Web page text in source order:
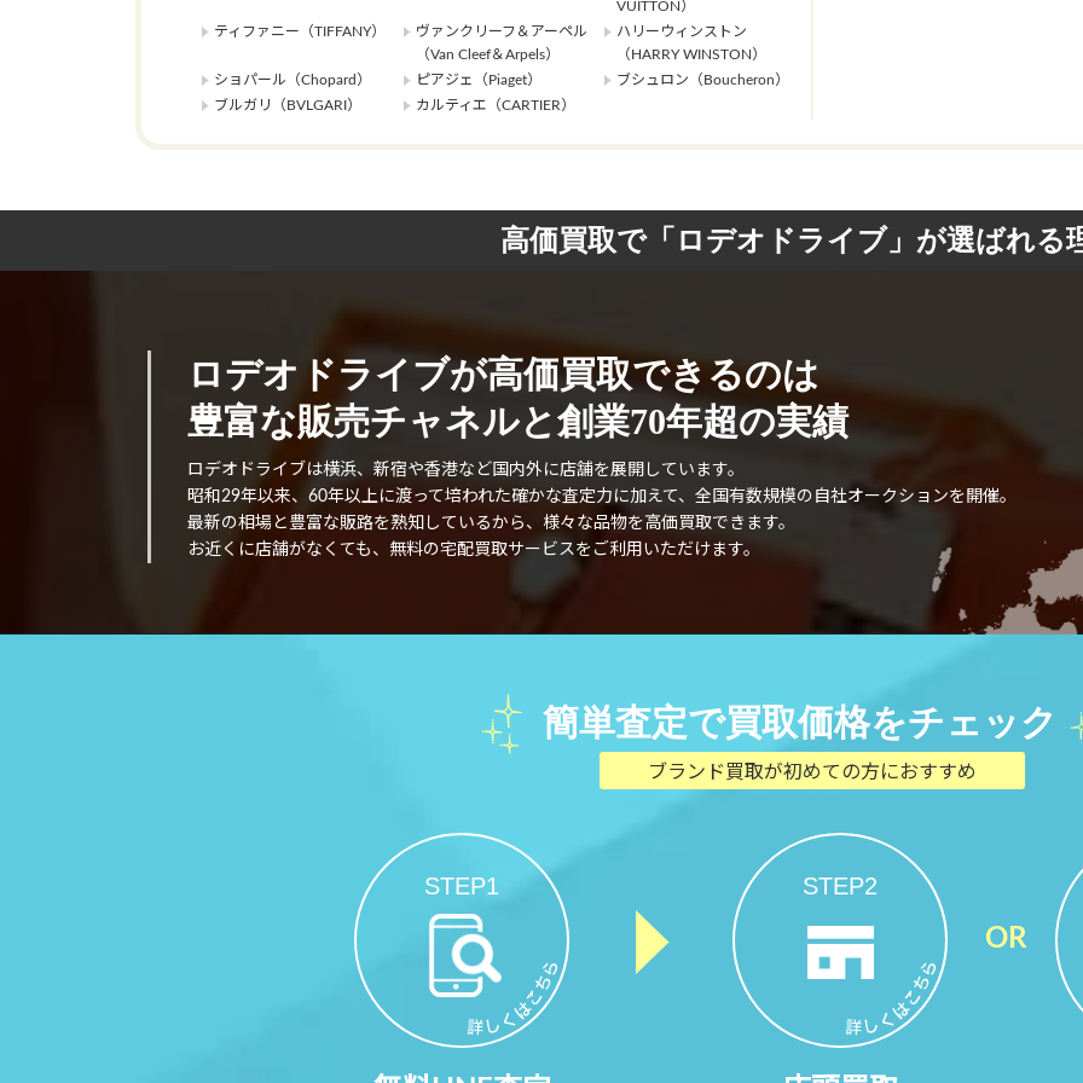
VUITTON）
ティファニー（TIFFANY）
ヴァンクリーフ＆アーペル
（Van Cleef＆Arpels）
ハリーウィンストン
（HARRY WINSTON）
ショパール（Chopard）
ピアジェ（Piaget）
ブシュロン（Boucheron）
ブルガリ（BVLGARI）
カルティエ（CARTIER）
高価買取で「ロデオドライブ」が選ばれる
ロデオドライブが高価買取できるのは
豊富な販売チャネルと創業70年超の実績
ロデオドライブは横浜、新宿や香港など国内外に店舗を展開しています。
昭和29年以来、60年以上に渡って培われた確かな査定力に加えて、全国有数規模の自社オークションを開催。
最新の相場と豊富な販路を熟知しているから、様々な品物を高価買取できます。
お近くに店舗がなくても、無料の宅配買取サービスをご利用いただけます。
簡単査定で買取価格をチェック
ブランド買取が初めての方におすすめ
STEP1 STEP2